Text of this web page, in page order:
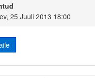
25 Juuli 2013 18:00